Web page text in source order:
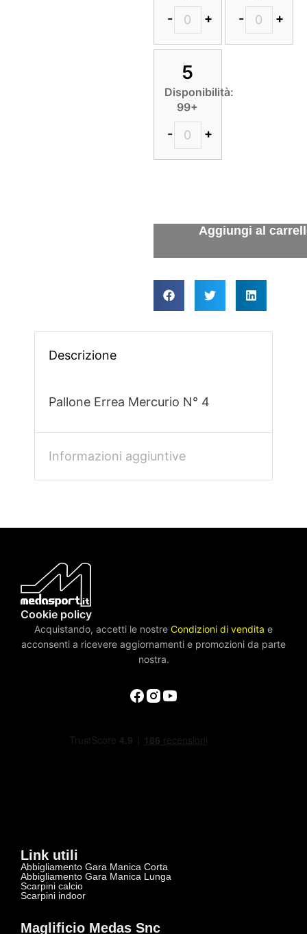
- + - +
5
Disponibilità:
99+
- +
Descrizione
Pallone Errea Mercurio N° 4
Informazioni aggiuntive
Cookie policy
Acquistando, accetti le nostre Condizioni di vendita e
acconsenti a ricevere aggiornamenti e promozioni da parte
nostra.
Link utili
Abbigliamento Gara Manica Corta
Abbigliamento Gara Manica Lunga
Scarpini calcio
Scarpini indoor
Maglificio Medas Snc